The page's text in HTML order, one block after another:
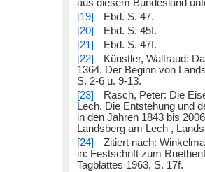
aus diesem Bundesland
[19]
Ebd. S. 47.
[20]
Ebd. S. 45f.
[21]
Ebd. S. 47f.
[22]
Künstler, Waltraud:
1364. Der Beginn von
S. 2-6 u. 9-13.
[23]
Rasch, Peter: Die
Lech. Die Entstehung und
in den Jahren 1843 bis
Landsberg am Lech ,
[24]
Zitiert nach:
in: Festschrift zum
Tagblattes 1963, S. 17f.